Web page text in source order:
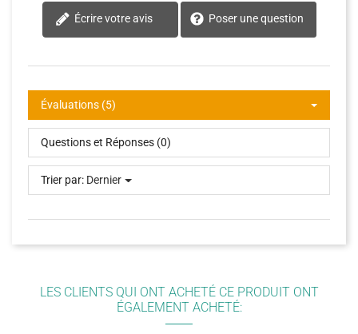
Écrire votre avis Poser une question
Évaluations (5)
Questions et Réponses (0)
Trier par: Dernier
LES CLIENTS QUI ONT ACHETÉ CE PRODUIT ONT
ÉGALEMENT ACHETÉ: